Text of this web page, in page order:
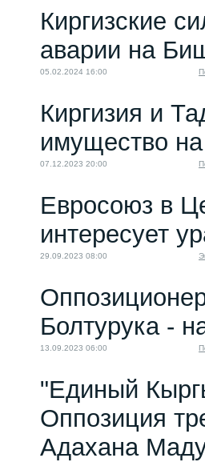
Киргизские
аварии на
05.02.2024 16:00
Киргизия и
имущество
07.12.2023 20:00
Евросоюз в
интересует
29.09.2023 08:00
Болтурука -
13.09.2023 06:00
"Единый
Оппозиция
Адахана